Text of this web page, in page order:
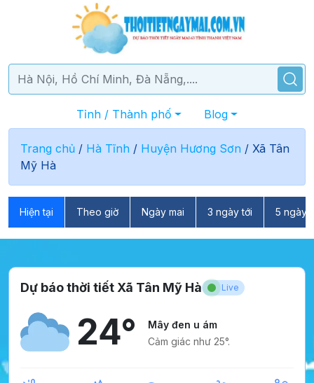
Tỉnh / Thành phố Blog
Trang chủ / Hà Tĩnh / Huyện Hương Sơn / Xã Tân
Mỹ Hà
Hiện tại Theo giờ Ngày mai 3 ngày tới 5 ngày
Dự báo thời tiết Xã Tân Mỹ Hà Live
24°
Mây đen u ám
Cảm giác như 25°.